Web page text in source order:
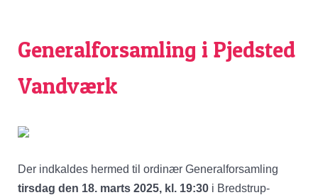
Generalforsamling i Pjedsted
Vandværk
Der indkaldes hermed til ordinær Generalforsamling
tirsdag den 18. marts 2025, kl. 19:30 i Bredstrup-